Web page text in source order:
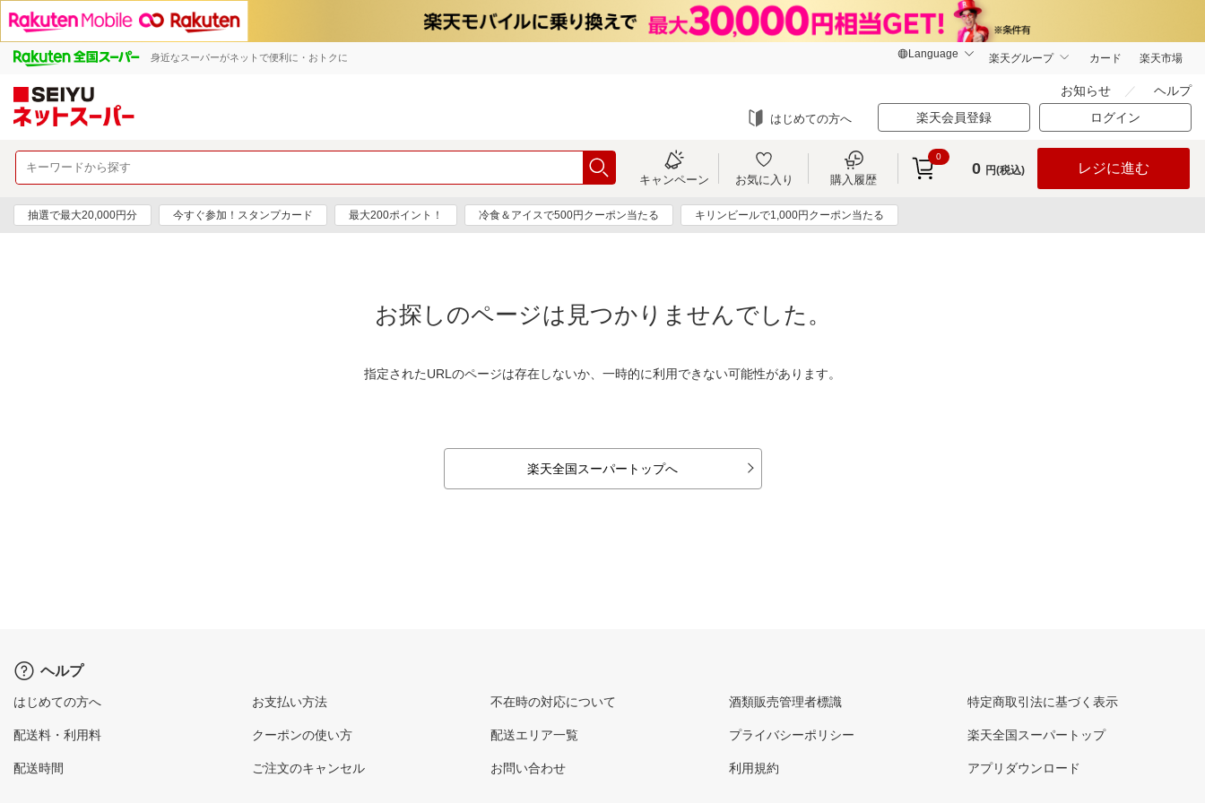
身近なスーパーがネットで便利に・おトクに 楽天グループ カード 楽天市場
お知らせ ヘルプ
はじめての方へ 楽天会員登録 ログイン
キャンペーン お気に入り 購入履歴
0
0 円(税込) レジに進む
抽選で最大20,000円分 今すぐ参加！スタンプカード 最大200ポイント！ 冷食＆アイスで500円クーポン当たる キリンビールで1,000円クーポン当たる
お探しのページは見つかりませんでした。
指定されたURLのページは存在しないか、一時的に利用できない可能性があります。
楽天全国スーパートップへ
ヘルプ
はじめての方へ
配送料・利用料
配送時間
お支払い方法
クーポンの使い方
ご注文のキャンセル
不在時の対応について
配送エリア一覧
お問い合わせ
酒類販売管理者標識
プライバシーポリシー
利用規約
特定商取引法に基づく表示
楽天全国スーパートップ
アプリダウンロード